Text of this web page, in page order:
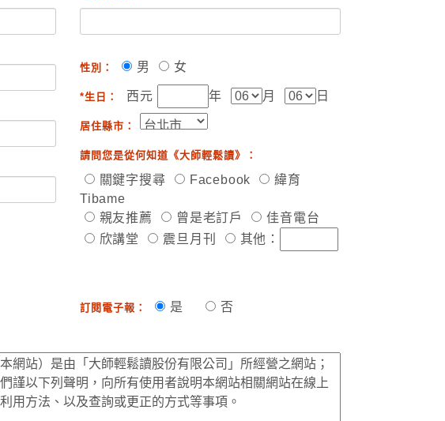
性別： 男 女
*生日： 西元 年 月 日
居住縣市：
請問您是從何知道《大師輕鬆讀》：
關鍵字搜尋 Facebook
緯育
Tibame
親友推薦
曾是老訂戶
佳音電台
欣講堂
震旦月刊 其他：
訂閱電子報： 是 否